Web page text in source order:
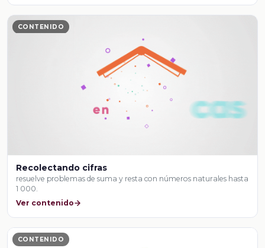
CONTENIDO
Recolectando cifras
resuelve problemas de suma y resta con números naturales hasta
1 000.
Ver contenido
CONTENIDO